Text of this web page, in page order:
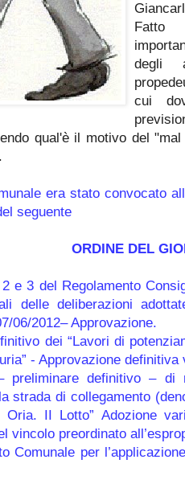
Fatto
degli
cui
qual'è il motivo del
era stato convocato
seguente
ORDINE DEL
e 3 del Regolamento
delle deliberazioni
06/2012– Approvazione.
dei “Lavori di
- Approvazione definitiva
preliminare definitivo – di
strada di collegamento
II Lotto” Adozione
vincolo preordinato
Comunale per